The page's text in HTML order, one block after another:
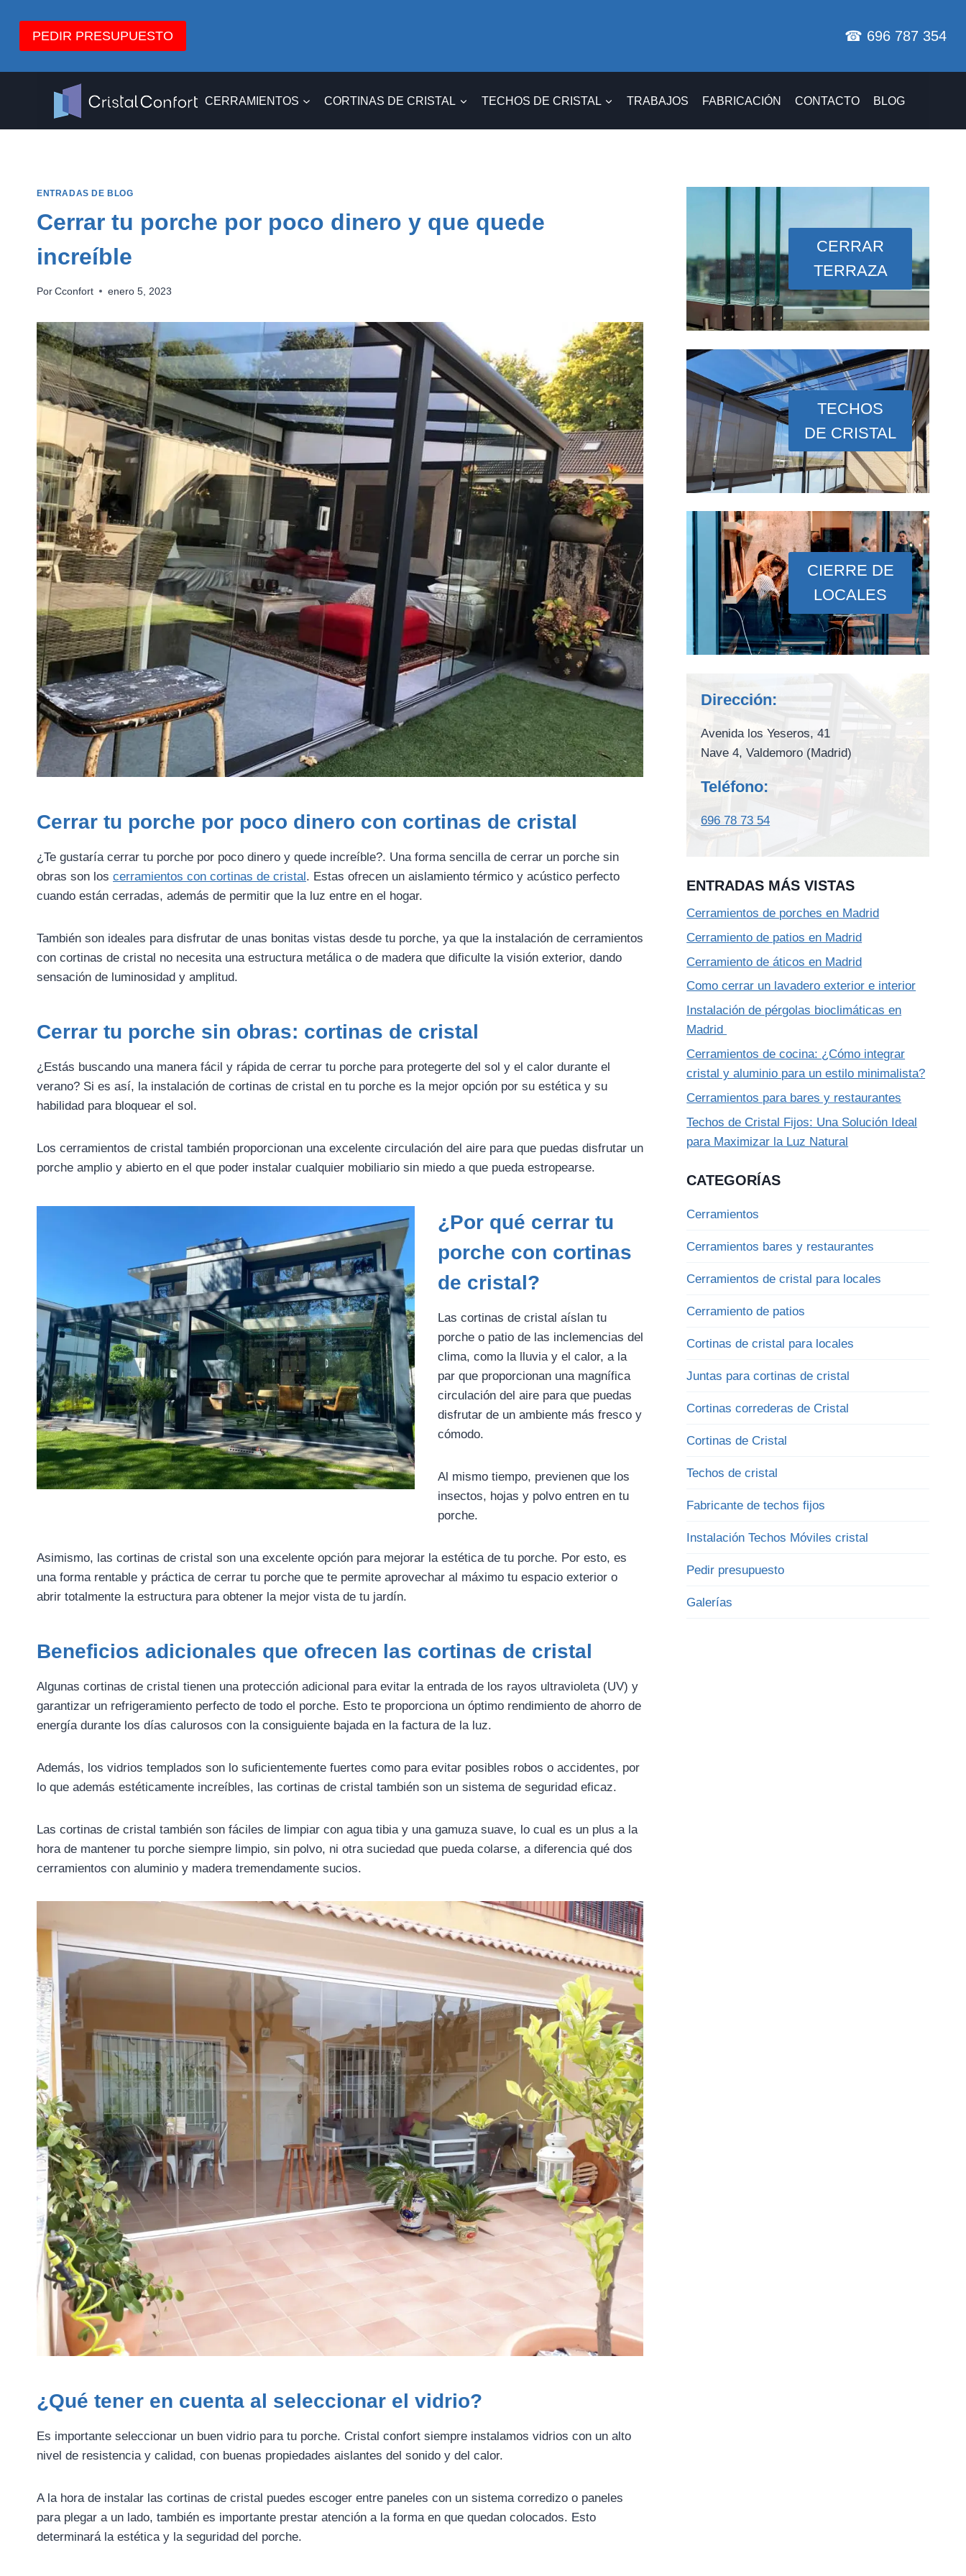
contenido
PEDIR PRESUPUESTO ☎ 696 787 354
CERRAMIENTOS CORTINAS DE CRISTAL TECHOS DE CRISTAL TRABAJOS FABRICACIÓN CONTACTO BLOG
ENTRADAS DE BLOG
Cerrar tu porche por poco dinero y que quede
increíble
Por Cconfort enero 5, 2023
Cerrar tu porche por poco dinero con cortinas de cristal
¿Te gustaría cerrar tu porche por poco dinero y quede increíble?. Una forma sencilla de cerrar un porche sin
obras son los cerramientos con cortinas de cristal. Estas ofrecen un aislamiento térmico y acústico perfecto
cuando están cerradas, además de permitir que la luz entre en el hogar.
También son ideales para disfrutar de unas bonitas vistas desde tu porche, ya que la instalación de cerramientos
con cortinas de cristal no necesita una estructura metálica o de madera que dificulte la visión exterior, dando
sensación de luminosidad y amplitud.
Cerrar tu porche sin obras: cortinas de cristal
¿Estás buscando una manera fácil y rápida de cerrar tu porche para protegerte del sol y el calor durante el
verano? Si es así, la instalación de cortinas de cristal en tu porche es la mejor opción por su estética y su
habilidad para bloquear el sol.
Los cerramientos de cristal también proporcionan una excelente circulación del aire para que puedas disfrutar un
porche amplio y abierto en el que poder instalar cualquier mobiliario sin miedo a que pueda estropearse.
¿Por qué cerrar tu
porche con cortinas
de cristal?
Las cortinas de cristal aíslan tu
porche o patio de las inclemencias del
clima, como la lluvia y el calor, a la
par que proporcionan una magnífica
circulación del aire para que puedas
disfrutar de un ambiente más fresco y
cómodo.
Al mismo tiempo, previenen que los
insectos, hojas y polvo entren en tu
porche.
Asimismo, las cortinas de cristal son una excelente opción para mejorar la estética de tu porche. Por esto, es
una forma rentable y práctica de cerrar tu porche que te permite aprovechar al máximo tu espacio exterior o
abrir totalmente la estructura para obtener la mejor vista de tu jardín.
Beneficios adicionales que ofrecen las cortinas de cristal
Algunas cortinas de cristal tienen una protección adicional para evitar la entrada de los rayos ultravioleta (UV) y
garantizar un refrigeramiento perfecto de todo el porche. Esto te proporciona un óptimo rendimiento de ahorro de
energía durante los días calurosos con la consiguiente bajada en la factura de la luz.
Además, los vidrios templados son lo suficientemente fuertes como para evitar posibles robos o accidentes, por
lo que además estéticamente increíbles, las cortinas de cristal también son un sistema de seguridad eficaz.
Las cortinas de cristal también son fáciles de limpiar con agua tibia y una gamuza suave, lo cual es un plus a la
hora de mantener tu porche siempre limpio, sin polvo, ni otra suciedad que pueda colarse, a diferencia qué dos
cerramientos con aluminio y madera tremendamente sucios.
¿Qué tener en cuenta al seleccionar el vidrio?
Es importante seleccionar un buen vidrio para tu porche. Cristal confort siempre instalamos vidrios con un alto
nivel de resistencia y calidad, con buenas propiedades aislantes del sonido y del calor.
A la hora de instalar las cortinas de cristal puedes escoger entre paneles con un sistema corredizo o paneles
para plegar a un lado, también es importante prestar atención a la forma en que quedan colocados. Esto
determinará la estética y la seguridad del porche.
CERRAR
TERRAZA
TECHOS
DE CRISTAL
CIERRE DE
LOCALES
Dirección:
Avenida los Yeseros, 41
Nave 4, Valdemoro (Madrid)
Teléfono:
696 78 73 54
ENTRADAS MÁS VISTAS
Cerramientos de porches en Madrid
Cerramiento de patios en Madrid
Cerramiento de áticos en Madrid
Como cerrar un lavadero exterior e interior
Instalación de pérgolas bioclimáticas en
Madrid
Cerramientos de cocina: ¿Cómo integrar
cristal y aluminio para un estilo minimalista?
Cerramientos para bares y restaurantes
Techos de Cristal Fijos: Una Solución Ideal
para Maximizar la Luz Natural
CATEGORÍAS
Cerramientos
Cerramientos bares y restaurantes
Cerramientos de cristal para locales
Cerramiento de patios
Cortinas de cristal para locales
Juntas para cortinas de cristal
Cortinas correderas de Cristal
Cortinas de Cristal
Techos de cristal
Fabricante de techos fijos
Instalación Techos Móviles cristal
Pedir presupuesto
Galerías